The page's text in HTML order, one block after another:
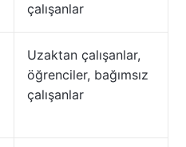
çalışanlar
Uzaktan çalışanlar,
öğrenciler, bağımsız
çalışanlar